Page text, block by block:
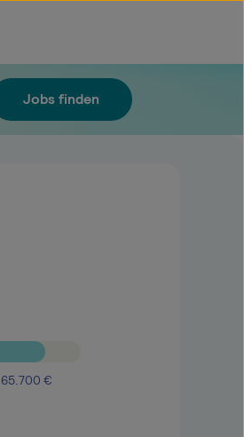
Jobs finden
65.700 €